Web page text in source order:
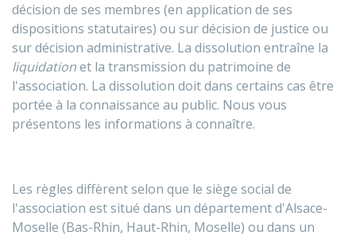
décision de ses membres (en application de ses
dispositions statutaires) ou sur décision de justice ou
sur décision administrative. La dissolution entraîne la
liquidationet la transmission du patrimoine de
l'association. La dissolution doit dans certains cas être
portée à la connaissance au public. Nous vous
présentons les informations à connaître.
Les règles diffèrent selon que le siège social de
l'association est situé dans un département d'Alsace-
Moselle (Bas-Rhin, Haut-Rhin, Moselle) ou dans un